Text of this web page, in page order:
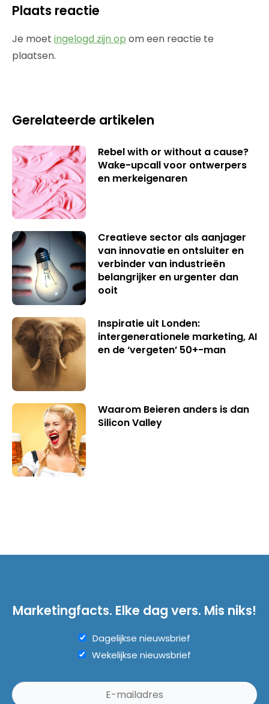
Plaats reactie
Je moet ingelogd zijn op om een reactie te
plaatsen.
Gerelateerde artikelen
Rebel with or without a cause?
Wake-upcall voor ontwerpers
en merkeigenaren
Creatieve sector als aanjager
van innovatie en ontsluiter en
verbinder van industrieën
belangrijker en urgenter dan
ooit
Inspiratie uit Londen:
intergenerationele marketing, AI
en de ‘vergeten’ 50+-man
Waarom Beieren anders is dan
Silicon Valley
Marketingfacts. Elke dag vers. Mis niks!
Dagelijkse nieuwsbrief
Wekelijkse nieuwsbrief